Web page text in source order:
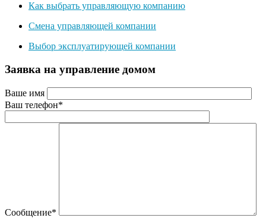
Как выбрать управляющую компанию
Смена управляющей компании
Выбор эксплуатирующей компании
Заявка на управление домом
Ваше имя
Ваш телефон*
Сообщение*